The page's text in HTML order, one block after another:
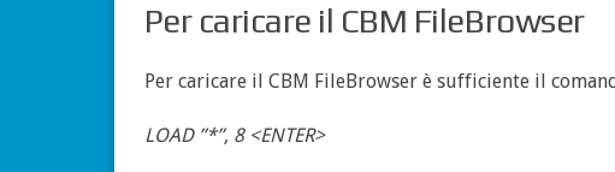
Per caricare il CBM FileBrowser
Per caricare il CBM FileBrowser è sufficiente il
LOAD ”*”, 8 <ENTER>